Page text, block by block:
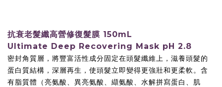
抗衰老髮纖高營修復髮膜 150mL
Ultimate Deep Recovering Mask pH 2.8
密封角質層，將豐富活性成分固定在頭髮纖維上，滋養頭髮的
蛋白質結構，深層再生，使頭髮立即變得更強壯和更柔軟。含
有脂質體（亮氨酸、異亮氨酸、纈氨酸、水解拼寫蛋白、肌